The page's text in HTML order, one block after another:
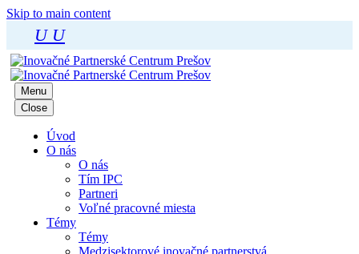
Skip to main content
U U
Menu
Close
Úvod
O nás
O nás
Tím IPC
Partneri
Voľné pracovné miesta
Témy
Témy
Medzisektorové inovačné partnerstvá